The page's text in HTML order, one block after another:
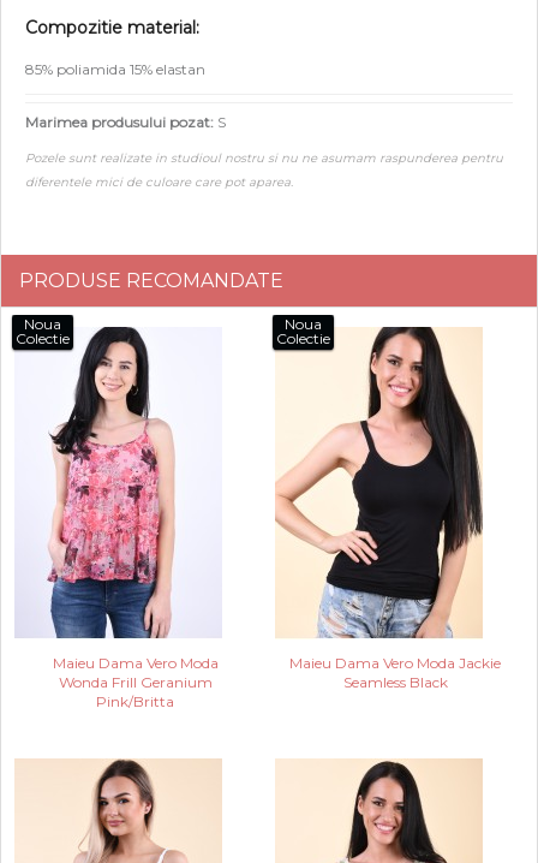
Compozitie material:
85% poliamida 15% elastan
Marimea produsului pozat: S
Pozele sunt realizate in studioul nostru si nu ne asumam raspunderea pentru
diferentele mici de culoare care pot aparea.
PRODUSE RECOMANDATE
Noua
Colectie
Maieu Dama Vero Moda
Wonda Frill Geranium
Pink/Britta
Noua
Colectie
Maieu Dama Vero Moda Jackie
Seamless Black